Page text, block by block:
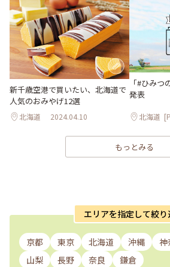
新千歳空港で買いたい、北海道で
人気のおみやげ12選
北海道 2024.04.10
「#ひみ
発表
北海道
もっとみる
エリアを指定して絞り
京都 東京 北海道 沖縄 神
山梨
長野 奈良 鎌倉